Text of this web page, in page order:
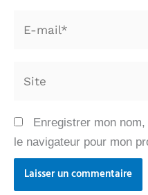
Enregistrer mon
le navigateur pour mon